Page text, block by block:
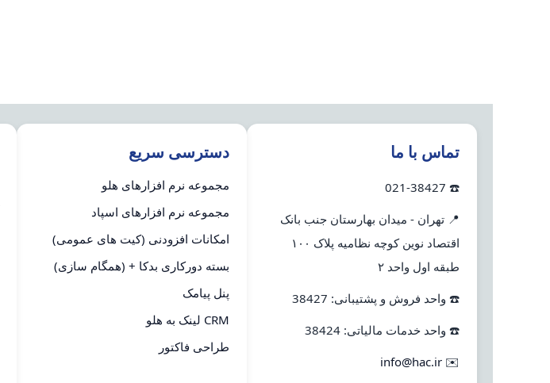
تماس با ما
☎️ 021-38427
📍 تهران - میدان بهارستان جنب بانک
اقتصاد نوین کوچه نظامیه پلاک ۱۰۰
طبقه اول واحد ۲
☎️ واحد فروش و پشتیبانی: 38427
☎️ واحد خدمات مالیاتی: 38424
✉️
info@hac.ir
دسترسی سریع
مجموعه نرم افزارهای هلو
مجموعه نرم افزارهای اسپاد
امکانات افزودنی (کیت های عمومی)
بسته دورکاری بدکا + (همگام سازی)
پنل پیامک
CRM لینک به هلو
طراحی فاکتور